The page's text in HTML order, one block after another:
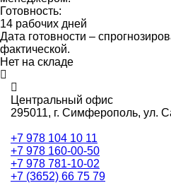
Готовность:
14 рабочих дней
Дата готовности –
фактической.
Нет на складе
Центральный офис
295011, г. Симферополь, ул.
+7 978 104 10 11
+7 978 160-00-50
+7 978 781-10-02
+7 (3652) 66 75 79